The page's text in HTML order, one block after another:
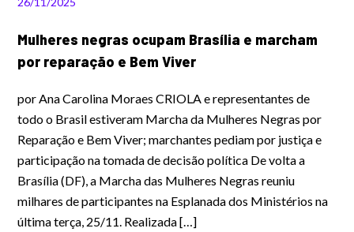
Mulheres negras ocupam Brasília e marcham
por reparação e Bem Viver
por Ana Carolina Moraes CRIOLA e representantes de
todo o Brasil estiveram Marcha da Mulheres Negras por
Reparação e Bem Viver; marchantes pediam por justiça e
participação na tomada de decisão política De volta a
Brasília (DF), a Marcha das Mulheres Negras reuniu
milhares de participantes na Esplanada dos Ministérios na
última terça, 25/11. Realizada […]